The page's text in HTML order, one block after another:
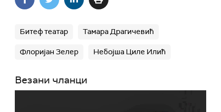
Битеф театар Тамара Драгичевић
Флоријан Зелер Небојша Циле Илић
Везани чланци